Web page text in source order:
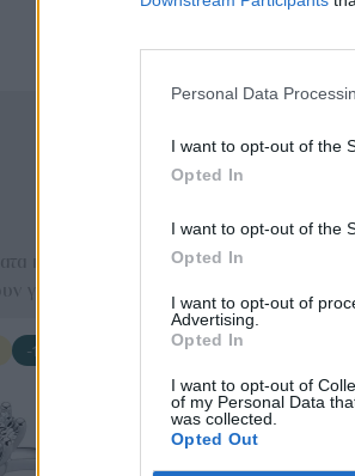
Personal Data
I want to opt-out of the
Opted In
I want to opt-out of the
Opted In
I want to opt-out of
Advertising.
Opted In
I want to opt-out of
of my Personal Data
was collected.
Opted Out
που αγαπήθηκαν περισσότερο! Εδώ θα
-10% BRASS